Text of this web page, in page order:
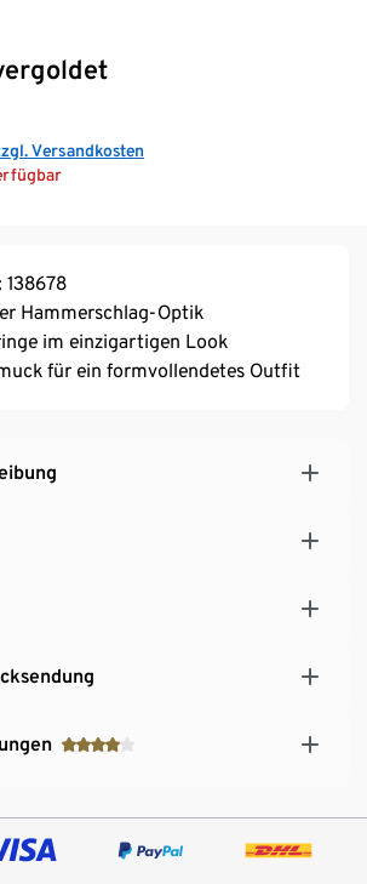
Versandkosten
Hammerschlag-Optik
im einzigartigen Look
für ein formvollendetes Outfit